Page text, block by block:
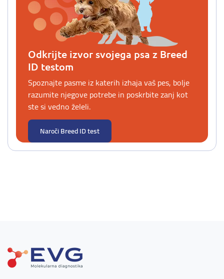
Odkrijte izvor svojega psa z Breed
ID testom
Spoznajte pasme iz katerih izhaja vaš pes, bolje
razumite njegove potrebe in poskrbite zanj kot
ste si vedno želeli.
Naroči Breed ID test